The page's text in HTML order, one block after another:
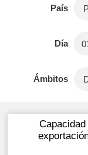
País
Día
Ámbitos